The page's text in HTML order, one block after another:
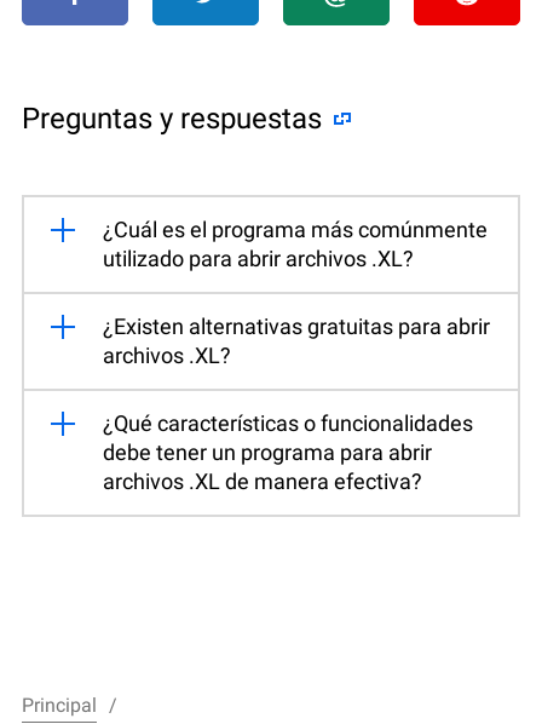
Preguntas y respuestas
¿Cuál es el programa más comúnmente
utilizado para abrir archivos .XL?
¿Existen alternativas gratuitas para abrir
archivos .XL?
¿Qué características o funcionalidades
debe tener un programa para abrir
archivos .XL de manera efectiva?
Principal